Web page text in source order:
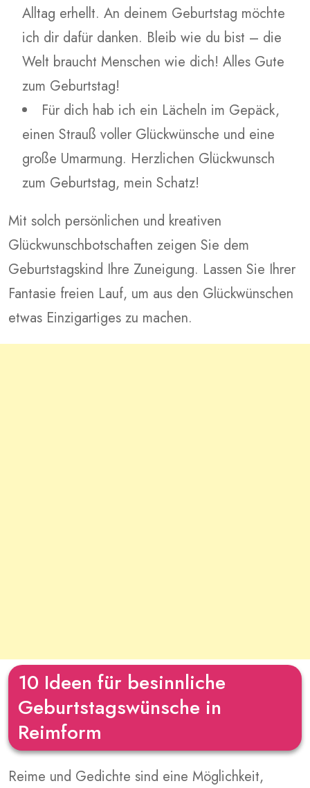
Alltag erhellt. An deinem Geburtstag möchte
ich dir dafür danken. Bleib wie du bist – die
Welt braucht Menschen wie dich! Alles Gute
zum Geburtstag!
Für dich hab ich ein Lächeln im Gepäck,
einen Strauß voller Glückwünsche und eine
große Umarmung. Herzlichen Glückwunsch
zum Geburtstag, mein Schatz!
Mit solch persönlichen und kreativen
Glückwunschbotschaften zeigen Sie dem
Geburtstagskind Ihre Zuneigung. Lassen Sie Ihrer
Fantasie freien Lauf, um aus den Glückwünschen
etwas Einzigartiges zu machen.
10 Ideen für besinnliche
Geburtstagswünsche in
Reimform
Reime und Gedichte sind eine Möglichkeit,